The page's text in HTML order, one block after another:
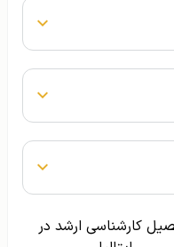
کارشناسی ارشد در